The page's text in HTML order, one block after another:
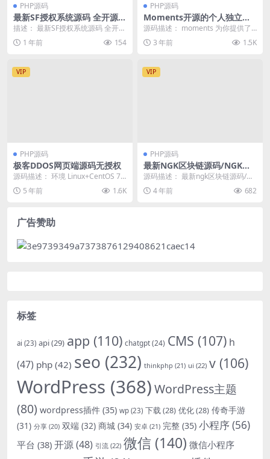
PHP源码
最新SF授权系统源码 全开源无
加密v5.2版本
描述： 最新SF授权系统源码 全开源
无加密v5.2版本 SF多应用综合验证
系统是...
1 年前 154
PHP源码
Moments开源的个人独立博
客社交源码
源码描述： moments 为你提供了
一个全新的方式来与你关注的博客
作者和读者互...
3 年前 1.5K
VIP
PHP源码
极客DDOS网页端源码无授权
源码描述： 环境 Linux+CentOS 7.6
+nginx1.18+mysq...
5 年前 1.6K
VIP
PHP源码
最新NGK区块链源码/NGK矿
机挖矿源码/NGK公链程序/数
字钱包点对点交易模式/算力
源码描述： 最新ngk区块链源码/N
GK矿机挖矿源码/NGK公链程序/数
字钱包点...
4 年前 682
广告赞助
标签
ai (23) api(29) app (110) chatgpt(24) CMS (107) h
(47) php (42) seo (232) thinkphp (21) ui (22) v (106)
WordPress (368)WordPress主题
(80) wordpress插件 (35) wp (23) 下载(28) 优化(28) 传奇手游
(31) 分享 (20) 双端 (32) 商城 (34) 安卓 (21) 完整 (35) 小程序(56)
平台 (38) 开源(48) 引流 (22) 微信 (140) 微信小程序